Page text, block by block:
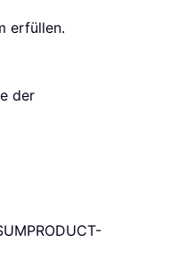
erfüllen.
der
-